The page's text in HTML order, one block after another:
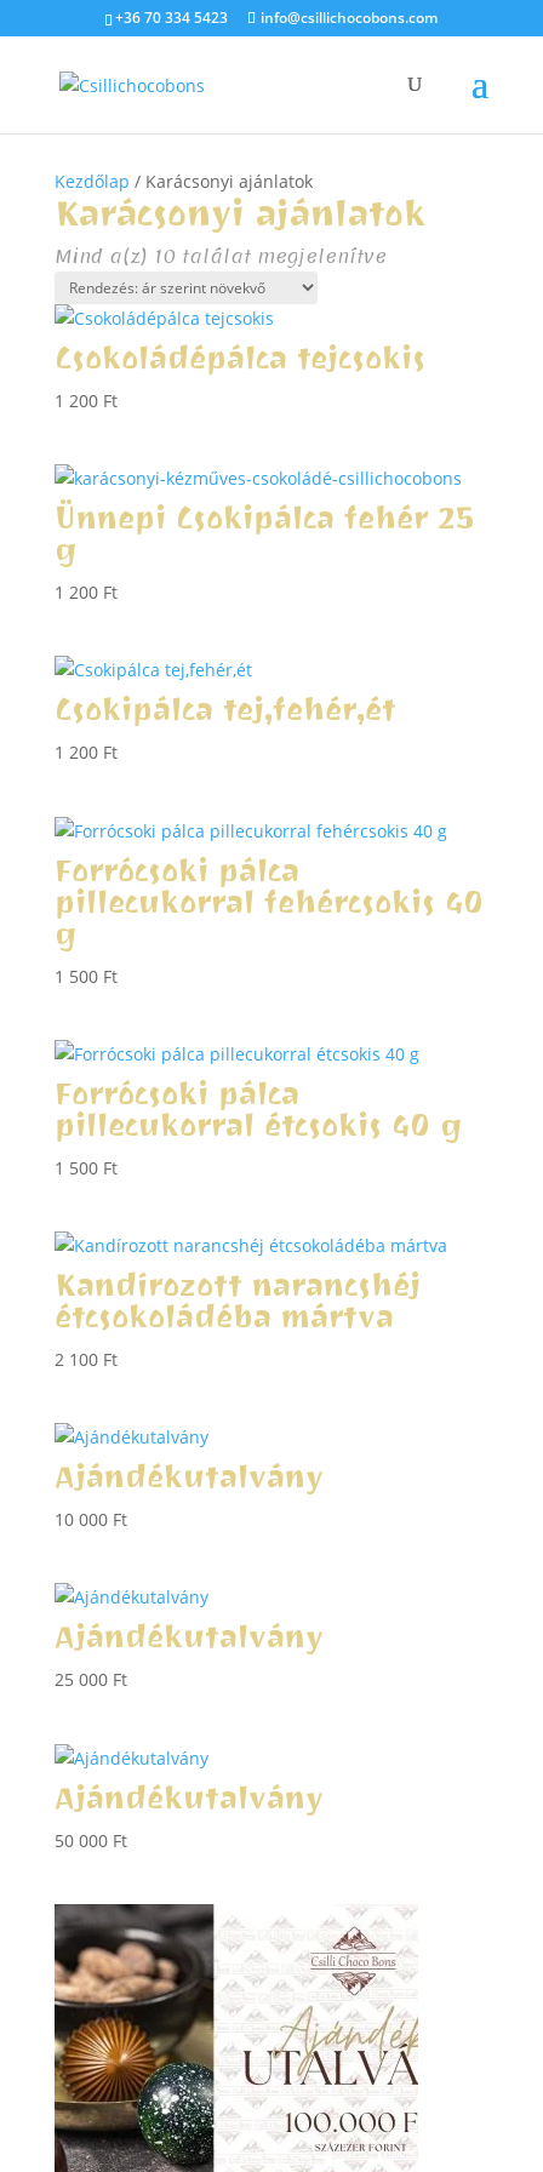
+36 70 334 5423 info@csillichocobons.com
Kezdőlap / Karácsonyi ajánlatok
Karácsonyi ajánlatok
Mind a(z) 10 találat megjelenítveSorted
low
to
Csokoládépálca tejcsokis
1 200 Ft
Ünnepi Csokipálca fehér 25
g
1 200 Ft
Csokipálca tej,fehér,ét
1 200 Ft
Forrócsoki pálca
pillecukorral fehércsokis 40
g
1 500 Ft
Forrócsoki pálca
pillecukorral étcsokis 40 g
1 500 Ft
Kandírozott narancshéj
étcsokoládéba mártva
2 100 Ft
Ajándékutalvány
10 000 Ft
Ajándékutalvány
25 000 Ft
Ajándékutalvány
50 000 Ft